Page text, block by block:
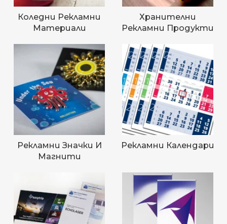
Коледни Рекламни
Материали
Хранителни
Рекламни Продукти
Рекламни Значки И
Магнити
Рекламни Календари